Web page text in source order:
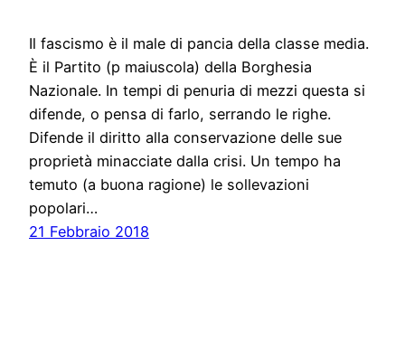
Il fascismo è il male di pancia della classe media.
È il Partito (p maiuscola) della Borghesia
Nazionale. In tempi di penuria di mezzi questa si
difende, o pensa di farlo, serrando le righe.
Difende il diritto alla conservazione delle sue
proprietà minacciate dalla crisi. Un tempo ha
temuto (a buona ragione) le sollevazioni
popolari…
21 Febbraio 2018